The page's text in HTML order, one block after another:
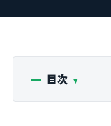
目次